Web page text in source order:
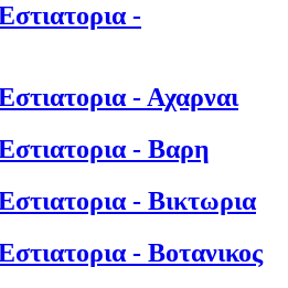
-
- Αχαρναι
- Βαρη
- Βικτωρια
- Βοτανικος